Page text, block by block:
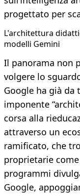
progettato per
L'architettura
modelli Gemini
Il panorama non
volgere lo
Google ha già
imponente
corsa alla
attraverso un
ramificato, che
proprietarie come
programmi
Google,